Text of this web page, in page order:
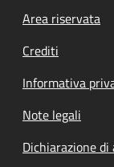
Footer
Area riservata
Crediti
Informativa
Note legali
Dichiarazione